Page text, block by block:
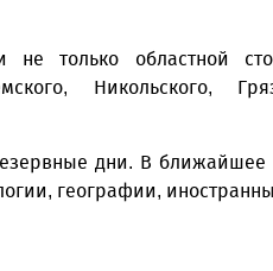
не только областной
Никольского,
дни. В ближайшее
географии,